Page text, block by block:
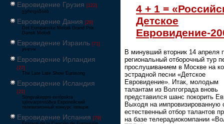
Евровидение Грузия [122]
ევროვიზიის
Евровидение Дания [29]
Det Europæiske Melodi Grand Prix
Dansk Melodi
Евровидение Израиль [71]
‏אירוויזיון
Евровидение Ирландия
[27]
The Late Late Show Eurosong
Евровидение Исландия
[21]
Söngvakeppni evrópskra
sjónvarpsstöðva Европейский
телевизионный конкурс певцов
Евровидение Испания [79]
4 + 1 =
Детское
Евровидение-
В минувший вторник 14 апреля
региональный отборочный тур
прослушиванием в Москве на
эстрадной песни «Детское
Евровидение». Итак, молодым
талантам из Волгограда вновь
представился шанс покорить
Выходя на импровизированную
естественный отбор талантов
на базе телерадиокомпании